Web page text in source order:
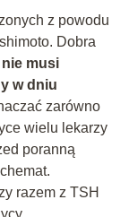
z powodu
Dobra
musi
w dniu
zarówno
wielu lekarzy
poranną
razem z TSH